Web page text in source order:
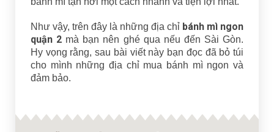
Như vậy, trên đây là những địa chỉ bánh mì ngon
quận 2 mà bạn nên ghé qua nếu đến Sài Gòn.
Hy vọng rằng, sau bài viết này bạn đọc đã bỏ túi
cho mình những địa chỉ mua bánh mì ngon và
đảm bảo.